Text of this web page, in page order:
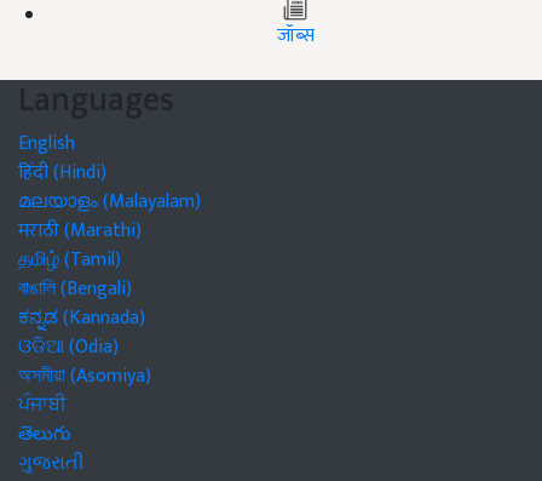
जॉब्स
Languages
English
हिंदी (Hindi)
മലയാളം (Malayalam)
मराठी (Marathi)
தமிழ் (Tamil)
বাঙালি (Bengali)
ಕನ್ನಡ (Kannada)
ଓଡିଆ (Odia)
অসমীয়া (Asomiya)
ਪੰਜਾਬੀ
తెలుగు
ગુજરાતી